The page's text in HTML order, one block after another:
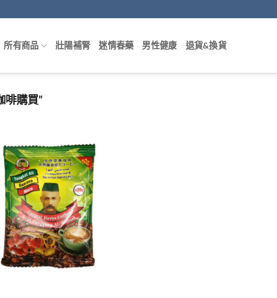
所有商品 壯陽補腎 迷情春藥 男性健康 退貨&換貨
啡購買”